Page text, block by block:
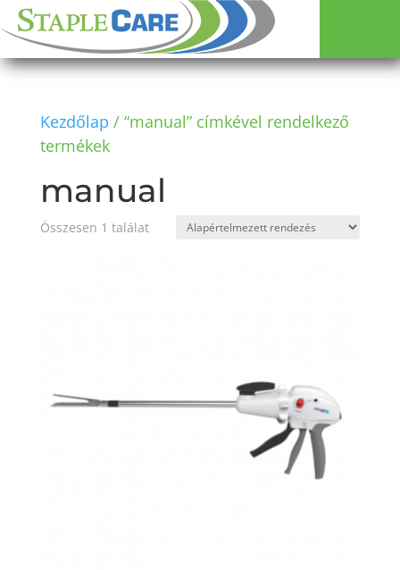
Kezdőlap / “manual” címkével rendelkező
termékek
manual
Összesen 1 találat